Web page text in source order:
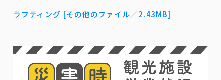
ラフティング [その他のファイル／2.43MB]